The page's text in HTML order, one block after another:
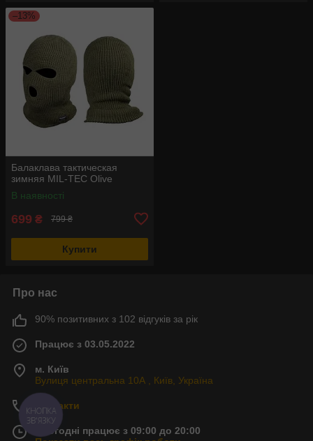
–13%
Балаклава тактическая
зимняя MIL-TEC Olive
В наявності
699 ₴ 799 ₴
Купити
Про нас
90% позитивних з 102 відгуків за рік
Працює з 03.05.2022
м. Київ
Вулиця центральна 10А , Київ, Україна
Контакти
Сьогодні працює з 09:00 до 20:00
КНОПКА
ЗВ'ЯЗКУ